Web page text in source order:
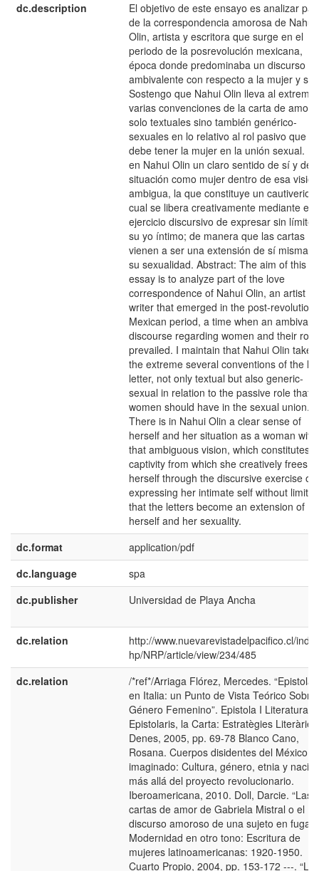
dc.description
El objetivo de este ensayo es analizar
de la correspondencia amorosa de Nahui
Olin, artista y escritora que surge en el
periodo de la posrevolución mexicana,
época donde predominaba un discurso
ambivalente con respecto a la mujer y su
Sostengo que Nahui Olin lleva al extremo
varias convenciones de la carta de amor,
solo textuales sino también genérico-
sexuales en lo relativo al rol pasivo que
debe tener la mujer en la unión sexual.
en Nahui Olin un claro sentido de sí y de
situación como mujer dentro de esa visión
ambigua, la que constituye un cautiverio
cual se libera creativamente mediante el
ejercicio discursivo de expresar sin límites
su yo íntimo; de manera que las cartas
vienen a ser una extensión de sí misma y
su sexualidad. Abstract: The aim of this
essay is to analyze part of the love
correspondence of Nahui Olin, an artist
writer that emerged in the post-revolution
Mexican period, a time when an
discourse regarding women and their role
prevailed. I maintain that Nahui Olin
the extreme several conventions of the
letter, not only textual but also generic-
sexual in relation to the passive role that
women should have in the sexual union.
There is in Nahui Olin a clear sense of
herself and her situation as a woman
that ambiguous vision, which constitutes a
captivity from which she creatively frees
herself through the discursive exercise of
expressing her intimate self without limits;
that the letters become an extension of
herself and her sexuality.
dc.format
application/pdf
dc.language
spa
dc.publisher
Universidad de Playa Ancha
dc.relation
http://www.nuevarevistadelpacifico.cl/
hp/NRP/article/view/234/485
dc.relation
/*ref*/Arriaga Flórez, Mercedes.
en Italia: un Punto de Vista Teórico Sobre
Género Femenino”. Epistola I Literatura:
Epistolaris, la Carta: Estratègies
Denes, 2005, pp. 69-78 Blanco Cano,
Rosana. Cuerpos disidentes del México
imaginado: Cultura, género, etnia y
más allá del proyecto revolucionario.
Iberoamericana, 2010. Doll, Darcie. “Las
cartas de amor de Gabriela Mistral o el
discurso amoroso de una sujeto en fuga”.
Modernidad en otro tono: Escritura de
mujeres latinoamericanas: 1920-1950.
Cuarto Propio, 2004, pp. 153-172 ---. “La